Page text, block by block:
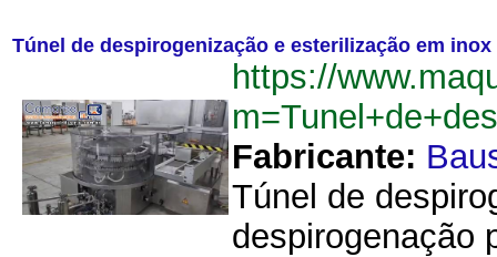
Túnel de despirogenização e esterilização em
https://
Fabricante:
Túnel de
despirogenação